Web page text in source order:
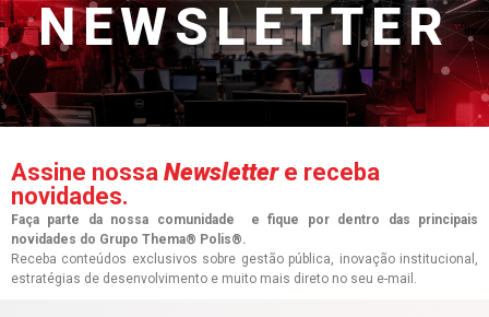
NEWSLETTER
Assine nossa Newsletter e receba
novidades.
Faça parte da nossa comunidade e fique por dentro das principais
novidades do Grupo Thema® Polis®.
Receba conteúdos exclusivos sobre gestão pública, inovação institucional,
estratégias de desenvolvimento e muito mais direto no seu e-mail.